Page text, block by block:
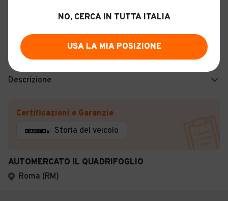
6
Usato
Diesel
Manuale
Descrizione
Certificazioni e Garanzie
Storia del veicolo
AUTOMERCATO IL QUADRIFOGLIO
Roma (RM)
NO, CERCA IN TUTTA ITALIA
USA LA MIA POSIZIONE